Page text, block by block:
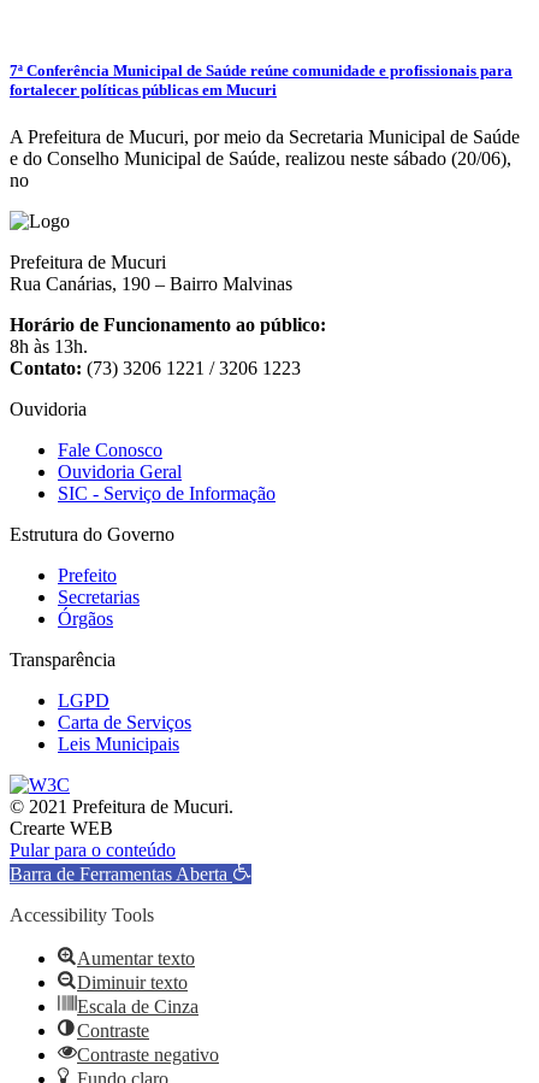
7ª Conferência Municipal de Saúde reúne comunidade e profissionais para
fortalecer políticas públicas em Mucuri
A Prefeitura de Mucuri, por meio da Secretaria Municipal de Saúde
e do Conselho Municipal de Saúde, realizou neste sábado (20/06),
no
Prefeitura de Mucuri
Rua Canárias, 190 – Bairro Malvinas
Horário de Funcionamento ao público:
8h às 13h.
Contato: (73) 3206 1221 / 3206 1223
Ouvidoria
Fale Conosco
Ouvidoria Geral
SIC - Serviço de Informação
Estrutura do Governo
Prefeito
Secretarias
Órgãos
Transparência
LGPD
Carta de Serviços
Leis Municipais
© 2021 Prefeitura de Mucuri.
Crearte WEB
Pular para o conteúdo
Barra de Ferramentas Aberta
Accessibility Tools
Aumentar texto
Diminuir texto
Escala de Cinza
Contraste
Contraste negativo
Fundo claro